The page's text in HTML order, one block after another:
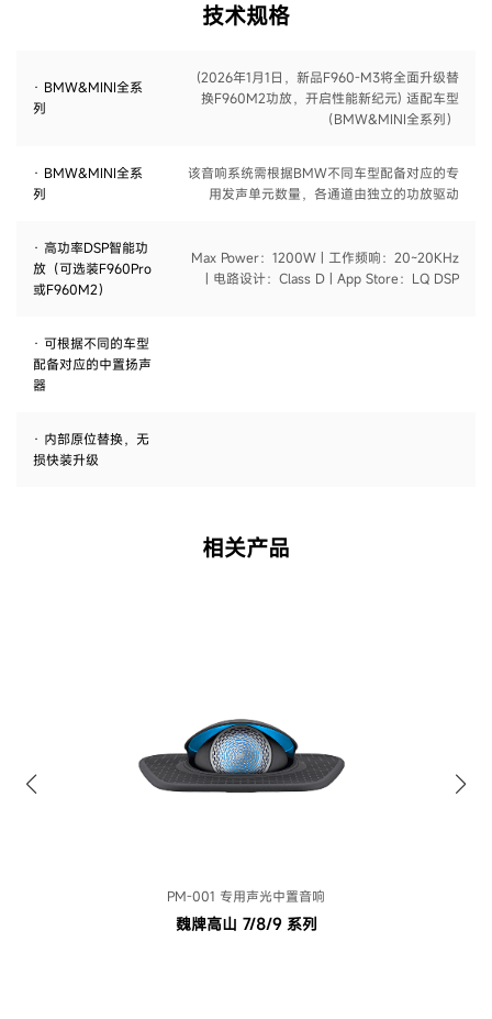
技术规格
· BMW&MINI全系
列
(2026年1月1日，新品F960-M3将全面升级替
换F960M2功放，开启性能新纪元) 适配车型
（BMW&MINI全系列）
· BMW&MINI全系
列
该音响系统需根据BMW不同车型配备对应的专
用发声单元数量，各通道由独立的功放驱动
· 高功率DSP智能功
放（可选装F960Pro
或F960M2）
Max Power：1200W | 工作频响：20~20KHz
| 电路设计：Class D | App Store：LQ DSP
· 可根据不同的车型
配备对应的中置扬声
器
· 内部原位替换，无
损快装升级
相关产品
PM-001 专用声光中置音响
魏牌高山 7/8/9 系列